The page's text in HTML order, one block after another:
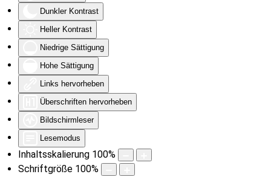
Dunkler Kontrast
Heller Kontrast
Niedrige Sättigung
Hohe Sättigung
Links hervorheben
Überschriften hervorheben
Bildschirmleser
Lesemodus
Inhaltsskalierung 100%
Schriftgröße 100%